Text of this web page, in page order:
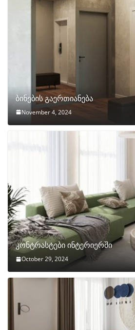
ბინების გაერთიანება
November 4, 2024
კონტრასტები ინტერიერში
October 29, 2024